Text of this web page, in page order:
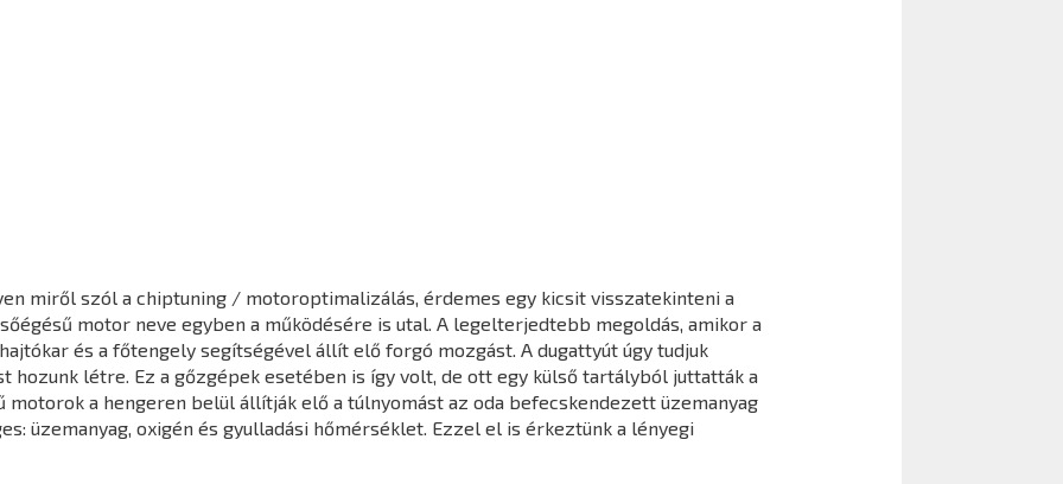
miről szól a chiptuning / motoroptimalizálás, érdemes egy kicsit visszatekinteni a
motor neve egyben a működésére is utal. A legelterjedtebb megoldás, amikor a
és a főtengely segítségével állít elő forgó mozgást. A dugattyút úgy tudjuk
hozunk létre. Ez a gőzgépek esetében is így volt, de ott egy külső tartályból juttatták a
motorok a hengeren belül állítják elő a túlnyomást az oda befecskendezett üzemanyag
üzemanyag, oxigén és gyulladási hőmérséklet. Ezzel el is érkeztünk a lényegi